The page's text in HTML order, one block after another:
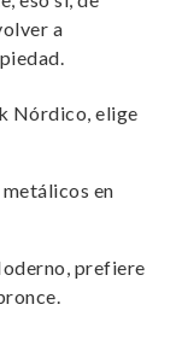
a
Nórdico, elige
en
prefiere